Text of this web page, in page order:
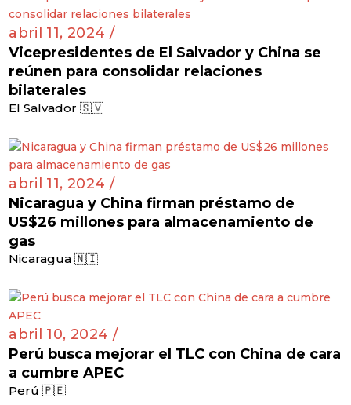
abril 11, 2024 /
Vicepresidentes de El Salvador y China se
reúnen para consolidar relaciones
bilaterales
El Salvador 🇸🇻
abril 11, 2024 /
Nicaragua y China firman préstamo de
US$26 millones para almacenamiento de
gas
Nicaragua 🇳🇮
abril 10, 2024 /
Perú busca mejorar el TLC con China de cara
a cumbre APEC
Perú 🇵🇪